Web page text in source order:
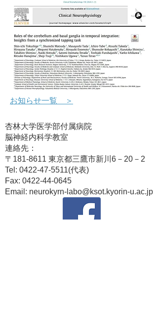
​お知らせ一覧 ＞
杏林大学医学部付属病院
脳神経内科学教室
連絡先：
〒181-8611 東京都三鷹市新川6－20－2
Tel: 0422-47-5511(代表)
Fax: 0422-44-0645
Email: neurokyrn-labo@ksot.kyorin-u.ac.jp